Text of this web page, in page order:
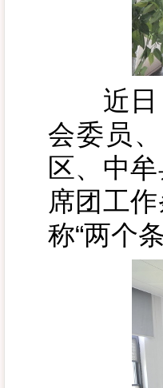
近日，
会委员
区、中
席团工
称“两个